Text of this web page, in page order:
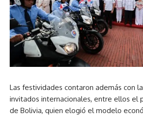
Las festividades contaron además con
invitados internacionales, entre ellos el
de Bolivia, quien elogió el modelo